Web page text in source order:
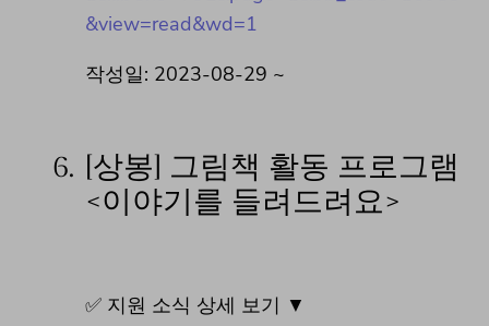
&view=read&wd=1
작성일: 2023-08-29 ~
6. [상봉] 그림책 활동 프로그램
<이야기를 들려드려요>
✅ 지원 소식 상세 보기 ▼